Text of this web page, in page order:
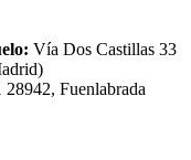
Vía Dos Castillas 33
Fuenlabrada